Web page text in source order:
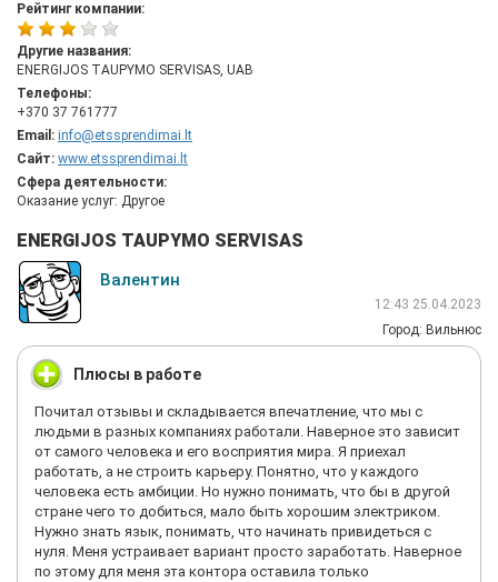
Рейтинг компании:
Другие названия:
ENERGIJOS TAUPYMO SERVISAS, UAB
Телефоны:
+370 37 761777
Email: info@etssprendimai.lt
Сайт: www.etssprendimai.lt
Сфера деятельности:
Оказание услуг: Другое
ENERGIJOS TAUPYMO SERVISAS
Валентин
12:43 25.04.2023
Город: Вильнюс
Плюсы в работе
Почитал отзывы и складывается впечатление, что мы с
людьми в разных компаниях работали. Наверное это зависит
от самого человека и его восприятия мира. Я приехал
работать, а не строить карьеру. Понятно, что у каждого
человека есть амбиции. Но нужно понимать, что бы в другой
стране чего то добиться, мало быть хорошим электриком.
Нужно знать язык, понимать, что начинать привидеться с
нуля. Меня устраивает вариант просто заработать. Наверное
по этому для меня эта контора оставила только